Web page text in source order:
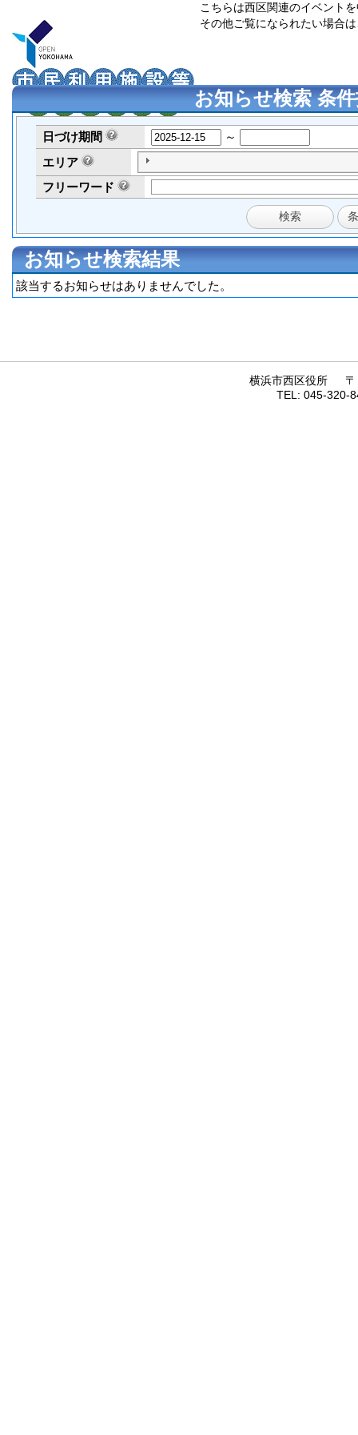
こちらは西区関連のイベント
その他ご覧になられたい場合
お知らせ検索 条
日づけ期間
～
エリア
フリーワード
お知らせ検索結果
該当するお知らせはありませんでした。
横浜市西区役所 〒
TEL: 045-